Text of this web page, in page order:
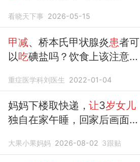
看晓天下事 2026-05-15
甲减、桥本氏甲状腺炎患者可
以吃碘盐吗？饮食上该注意什
重症医学科刘医生 2022-01-04
妈妈下楼取快递，让3岁女儿
独自在家午睡，回家后画面让
大果小果妈妈 2026-08-02 3跟贴